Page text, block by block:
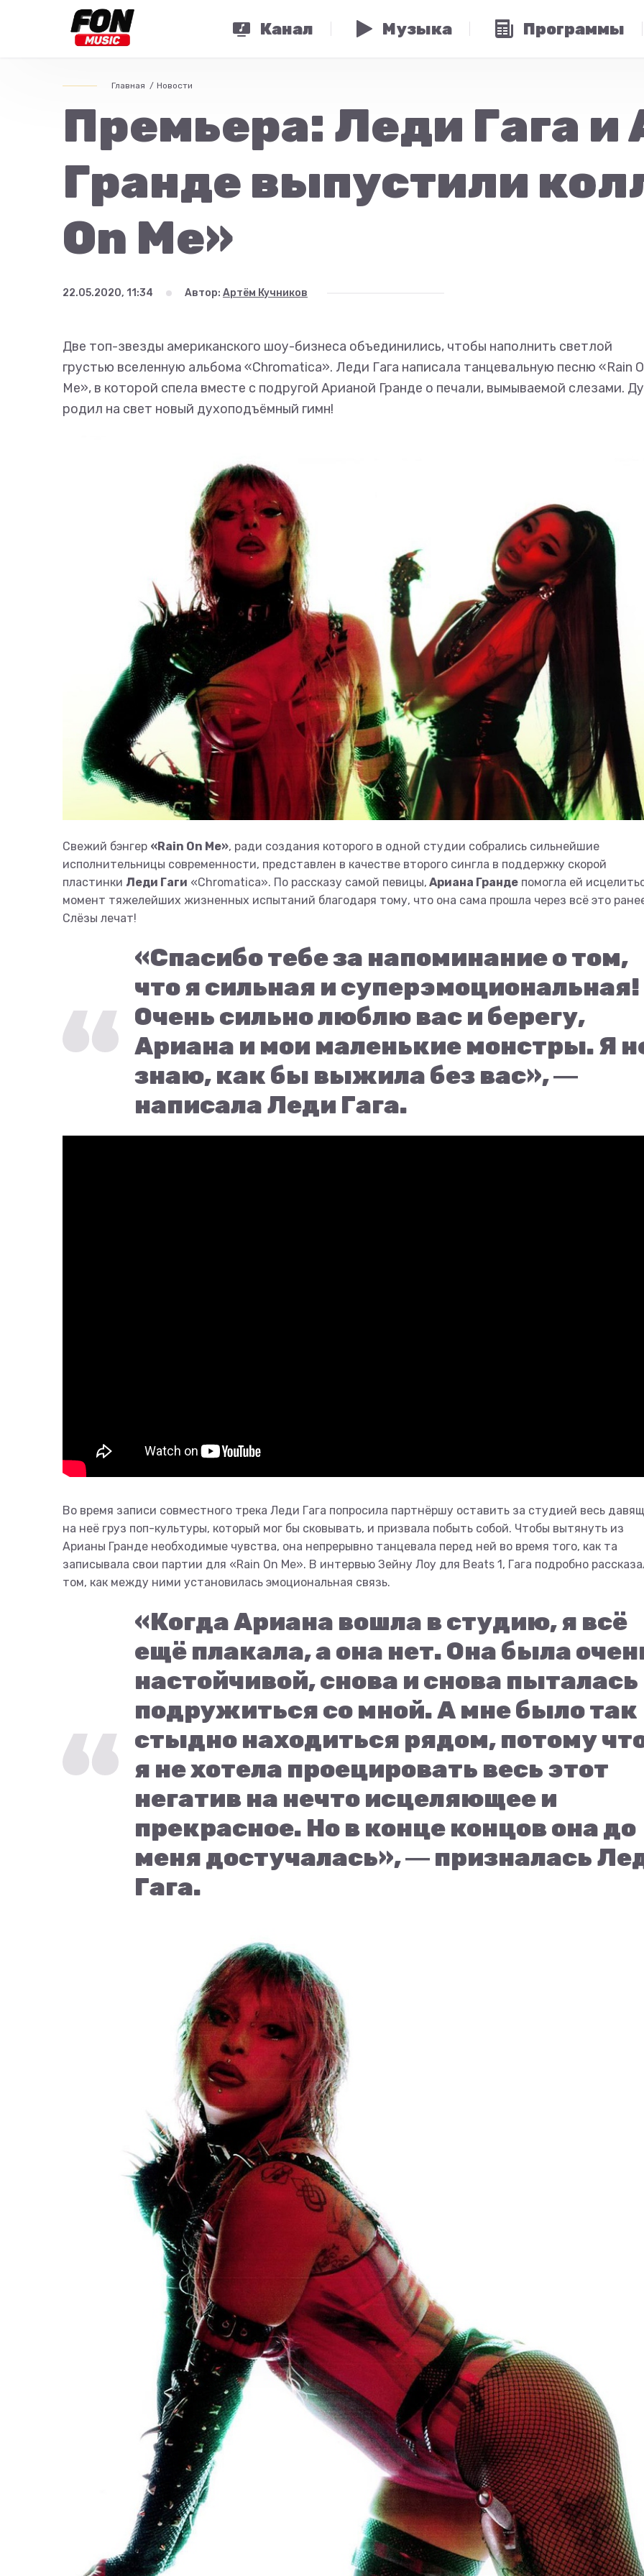
Канал Музыка Программы
Главная Новости
Премьера: Леди Гага и
Гранде выпустили
On Me»
22.05.2020, 11:34 Автор: Артём Кучников
Две топ-звезды американского шоу-бизнеса объединились, чтобы наполнить светлой
грустью вселенную альбома «Chromatica». Леди Гага написала танцевальную песню «Rain
Me», в которой спела вместе с подругой Арианой Гранде о печали, вымываемой слезами.
родил на свет новый духоподъёмный гимн!
Свежий бэнгер «Rain On Me», ради создания которого в одной студии собрались сильнейшие
исполнительницы современности, представлен в качестве второго сингла в поддержку скорой
пластинки Леди Гаги «Chromatica». По рассказу самой певицы, Ариана Гранде помогла ей
момент тяжелейших жизненных испытаний благодаря тому, что она сама прошла через всё это
Слёзы лечат!
«Спасибо тебе за напоминание о том,
что я сильная и суперэмоциональная!
Очень сильно люблю вас и берегу,
Ариана и мои маленькие монстры. Я
знаю, как бы выжила без вас», ―
написала Леди Гага.
Во время записи совместного трека Леди Гага попросила партнёршу оставить за студией весь
на неё груз поп-культуры, который мог бы сковывать, и призвала побыть собой. Чтобы вытянуть из
Арианы Гранде необходимые чувства, она непрерывно танцевала перед ней во время того, как та
записывала свои партии для «Rain On Me». В интервью Зейну Лоу для Beats 1, Гага подробно
том, как между ними установилась эмоциональная связь.
«Когда Ариана вошла в студию, я всё
ещё плакала, а она нет. Она была
настойчивой, снова и снова пыталась
подружиться со мной. А мне было так
стыдно находиться рядом, потому
я не хотела проецировать весь этот
негатив на нечто исцеляющее и
прекрасное. Но в конце концов она до
меня достучалась», ― призналась
Гага.